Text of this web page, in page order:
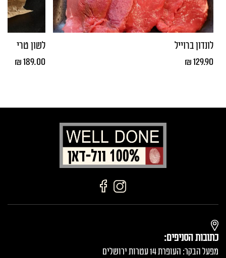
לונדון ברוייל
₪129.90
לשון טרי
₪189.00
כתובות הסניפים:
מפעל הבקר: העופרת 14 עטרות ירושלים